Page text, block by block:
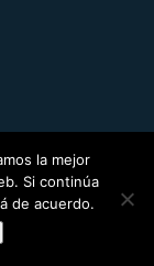
la mejor
Si continúa
de acuerdo.